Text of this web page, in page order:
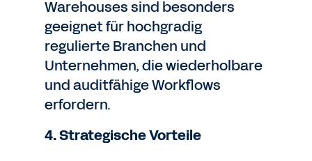
Warehouses sind besonders
geeignet für hochgradig
regulierte Branchen und
Unternehmen, die wiederholbare
und auditfähige Workflows
erfordern.
4. Strategische Vorteile